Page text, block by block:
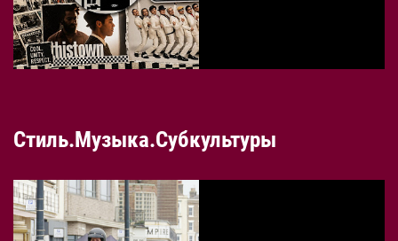
Стиль.Музыка.Субкультуры